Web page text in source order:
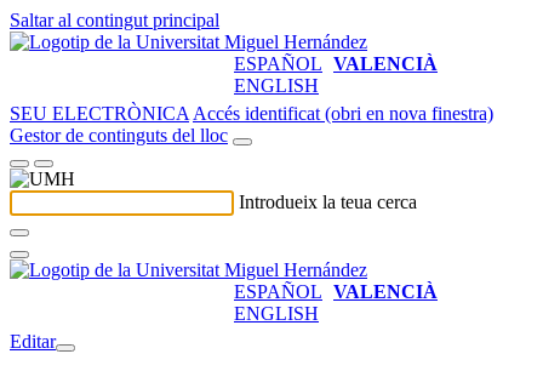
Saltar al contingut principal
ESPAÑOL VALENCIÀ
ENGLISH
SEU ELECTRÒNICA Accés identificat (obri en nova finestra)
Gestor de continguts del lloc
Introdueix la teua cerca
ESPAÑOL VALENCIÀ
ENGLISH
Editar